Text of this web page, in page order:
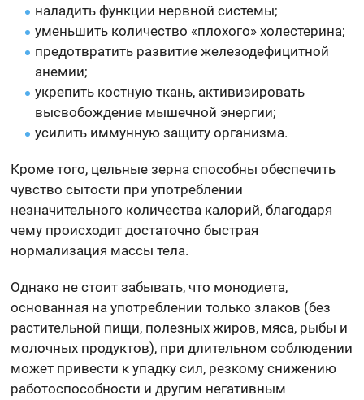
наладить функции нервной системы;
уменьшить количество «плохого» холестерина;
предотвратить развитие железодефицитной
анемии;
укрепить костную ткань, активизировать
высвобождение мышечной энергии;
усилить иммунную защиту организма.
Кроме того, цельные зерна способны обеспечить
чувство сытости при употреблении
незначительного количества калорий, благодаря
чему происходит достаточно быстрая
нормализация массы тела.
Однако не стоит забывать, что монодиета,
основанная на употреблении только злаков (без
растительной пищи, полезных жиров, мяса, рыбы и
молочных продуктов), при длительном соблюдении
может привести к упадку сил, резкому снижению
работоспособности и другим негативным